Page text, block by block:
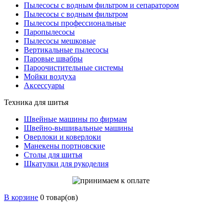
Пылесосы с водным фильтром и сепаратором
Пылесосы с водным фильтром
Пылесосы профессиональные
Паропылесосы
Пылесосы мешковые
Вертикальные пылесосы
Паровые швабры
Пароочистительные системы
Мойки воздуха
Аксессуары
Техника для шитья
Швейные машины по фирмам
Швейно-вышивальные машины
Оверлоки и коверлоки
Манекены портновские
Столы для шитья
Шкатулки для рукоделия
В корзине 0 товар(ов)